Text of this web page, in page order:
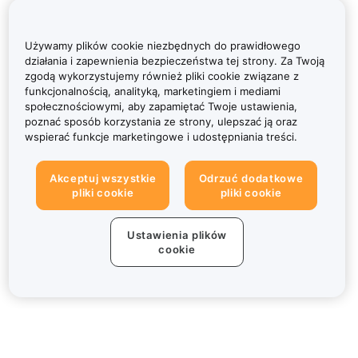
Używamy plików cookie niezbędnych do prawidłowego
działania i zapewnienia bezpieczeństwa tej strony. Za Twoją
zgodą wykorzystujemy również pliki cookie związane z
funkcjonalnością, analityką, marketingiem i mediami
społecznościowymi, aby zapamiętać Twoje ustawienia,
poznać sposób korzystania ze strony, ulepszać ją oraz
wspierać funkcje marketingowe i udostępniania treści.
Akceptuj wszystkie
pliki cookie
Odrzuć dodatkowe
pliki cookie
Ustawienia plików
cookie